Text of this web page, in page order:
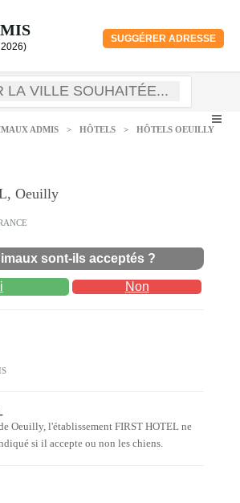
SUGGÉRER ADRESSE
ADMIS > HÔTELS > HÔTELS OEUILLY
Oeuilly
sont-ils acceptés ?
Non
Oeuilly, l'établissement FIRST HOTEL ne
si il accepte ou non les chiens.